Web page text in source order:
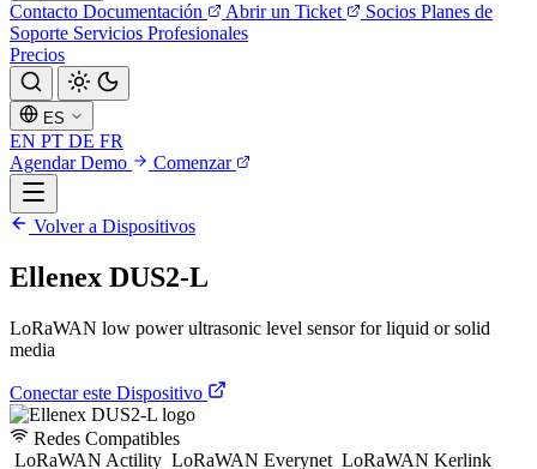
Contacto Documentación Abrir un Ticket Socios Planes de
Soporte Servicios Profesionales
Precios
ES
EN PT DE FR
Agendar Demo
Comenzar
Volver a Dispositivos
Ellenex DUS2-L
LoRaWAN low power ultrasonic level sensor for liquid or solid
media
Conectar este Dispositivo
Redes Compatibles
LoRaWAN Actility LoRaWAN Everynet LoRaWAN Kerlink